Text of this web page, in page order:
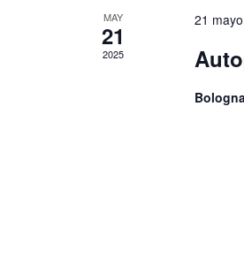
MAY
21
2025
21